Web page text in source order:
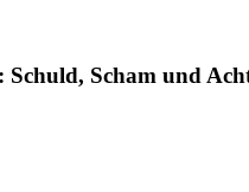
Schuld, Scham und